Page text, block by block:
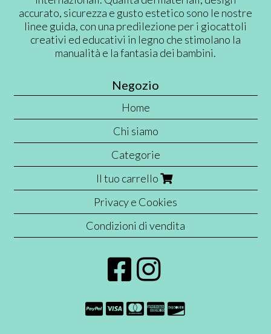
accurato, sicurezza e gusto estetico sono le nostre
linee guida, con una predilezione per i giocattoli
creativi ed educativi in legno che stimolano la
manualità e la fantasia dei bambini.
Negozio
Home
Chi siamo
Categorie
Il tuo carrello
Privacy e Cookies
Condizioni di vendita